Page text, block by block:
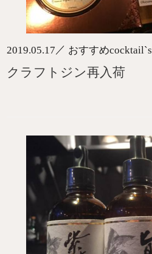
2019.05.17 ／ おすすめcocktail`s
クラフトジン再入荷